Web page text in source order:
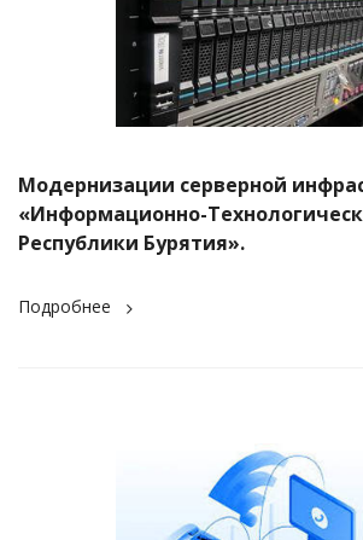
Модернизации серверной
«Информационно-
Республики Бурятия».
Подробнее